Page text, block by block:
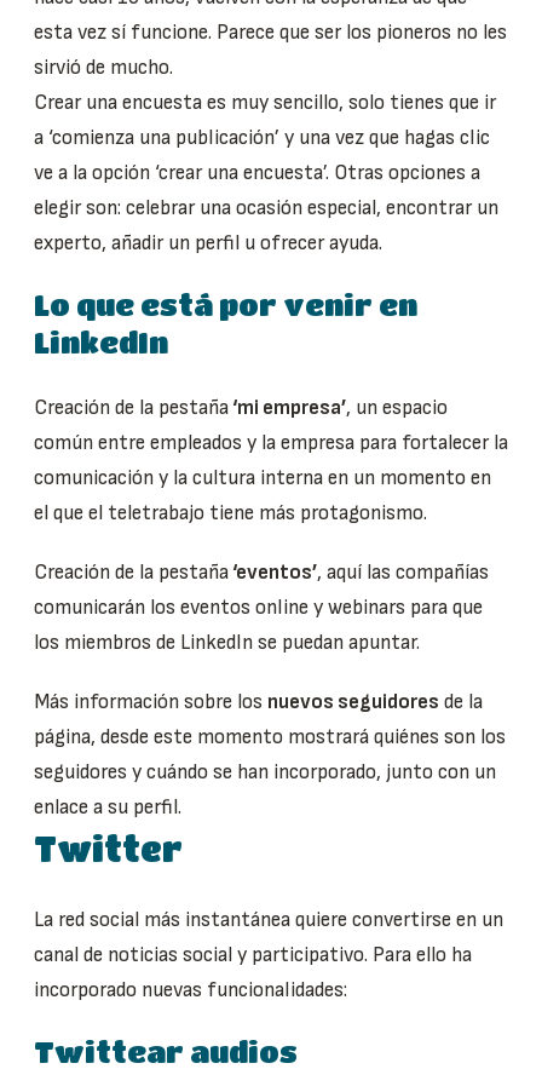
esta vez sí funcione. Parece que ser los pioneros no les
sirvió de mucho.
Crear una encuesta es muy sencillo, solo tienes que ir
a ‘comienza una publicación’ y una vez que hagas clic
ve a la opción ‘crear una encuesta’. Otras opciones a
elegir son: celebrar una ocasión especial, encontrar un
experto, añadir un perfil u ofrecer ayuda.
Lo que está por venir en
LinkedIn
Creación de la pestaña‘mi empresa’, un espacio
común entre empleados y la empresa para fortalecer la
comunicación y la cultura interna en un momento en
el que el teletrabajo tiene más protagonismo.
Creación de la pestaña‘eventos’, aquí las compañías
comunicarán los eventos online y webinars para que
los miembros de LinkedIn se puedan apuntar.
Más información sobre los nuevos seguidores de la
página, desde este momento mostrará quiénes son los
seguidores y cuándo se han incorporado, junto con un
enlace a su perfil.
Twitter
La red social más instantánea quiere convertirse en un
canal de noticias social y participativo. Para ello ha
incorporado nuevas funcionalidades:
Twittear audios